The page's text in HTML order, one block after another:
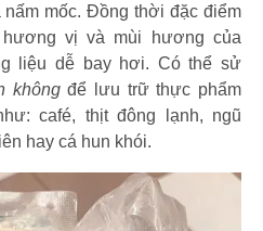
nấm mốc. Đồng thời đặc điểm
vị và mùi hương của
liệu dễ bay hơi. Có thể sử
khôngđể lưu trữ thực phẩm
café, thịt đông lạnh, ngũ
hay cá hun khói.